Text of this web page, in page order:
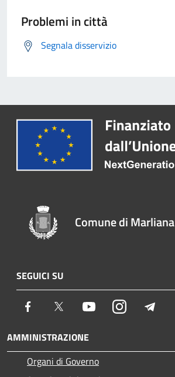
Problemi in città
Segnala disservizio
Comune di Marliana
SEGUICI SU
Facebook Twitter YoutubeInstagram
AMMINISTRAZIONE
Organi di Governo